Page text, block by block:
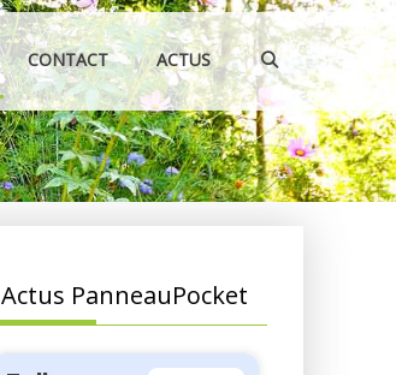
CONTACT ACTUS
Actus PanneauPocket